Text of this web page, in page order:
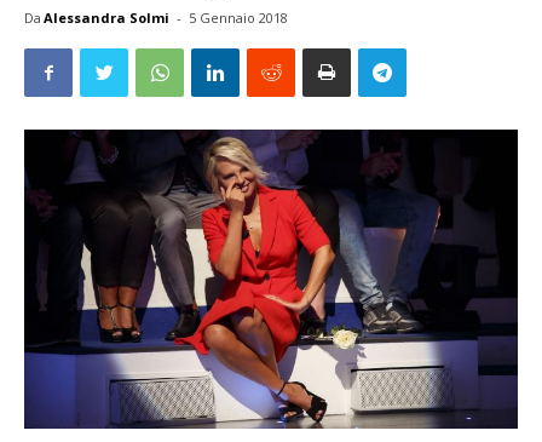
Da Alessandra Solmi - 5 Gennaio 2018